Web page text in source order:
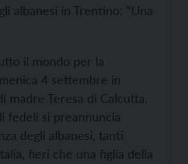
albanesi in Trentino: “Una
il mondo per la
4 settembre in
madre Teresa di Calcutta.
fedeli si preannuncia
degli albanesi, tanti
fieri che una figlia della